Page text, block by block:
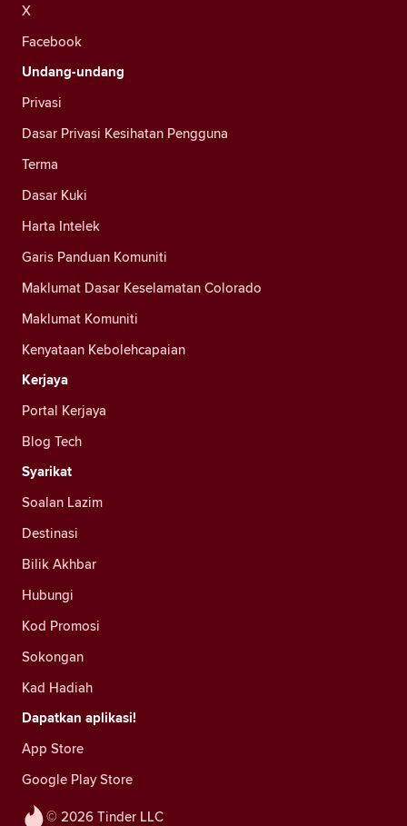
© 2026 Tinder LLC
X
Facebook
Undang-undang
Privasi
Dasar Privasi Kesihatan Pengguna
Terma
Dasar Kuki
Harta Intelek
Garis Panduan Komuniti
Maklumat Dasar Keselamatan Colorado
Maklumat Komuniti
Kenyataan Kebolehcapaian
Kerjaya
Portal Kerjaya
Blog Tech
Syarikat
Soalan Lazim
Destinasi
Bilik Akhbar
Hubungi
Kod Promosi
Sokongan
Kad Hadiah
Dapatkan aplikasi!
App Store
Google Play Store